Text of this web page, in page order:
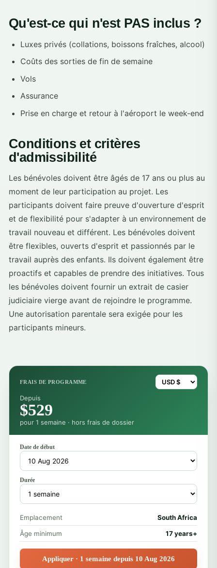
Qu'est-ce qui n'est PAS inclus ?
Luxes privés (collations, boissons fraîches, alcool)
Coûts des sorties de fin de semaine
Vols
Assurance
Prise en charge et retour à l'aéroport le week-end
Conditions et critères
d'admissibilité
Les bénévoles doivent être âgés de 17 ans ou plus au
moment de leur participation au projet. Les
participants doivent faire preuve d'ouverture d'esprit
et de flexibilité pour s'adapter à un environnement de
travail nouveau et différent. Les bénévoles doivent
être flexibles, ouverts d'esprit et passionnés par le
travail auprès des enfants. Ils doivent également être
proactifs et capables de prendre des initiatives. Tous
les bénévoles doivent fournir un extrait de casier
judiciaire vierge avant de rejoindre le programme.
Une autorisation parentale sera exigée pour les
participants mineurs.
FRAIS DE PROGRAMME
Depuis
$529
pour 1 semaine · hors frais de dossier
Date de début
Durée
Emplacement South Africa
Âge minimum 17 years+
Appliquer · 1 semaine depuis 10 Aug 2026